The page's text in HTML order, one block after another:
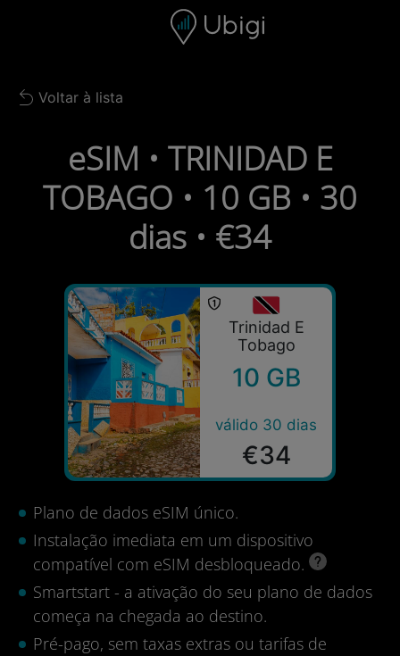
Barra de navegação
Back to list
Voltar à lista
eSIM • TRINIDAD E
TOBAGO • 10 GB • 30
dias • €34
Trinidad E
Tobago
10 GB
válido 30 dias
€34
Plano de dados eSIM único.
Instalação imediata em um dispositivo
compatível com eSIM desbloqueado.
Smartstart - a ativação do seu plano de dados
começa na chegada ao destino.
Pré-pago, sem taxas extras ou tarifas de